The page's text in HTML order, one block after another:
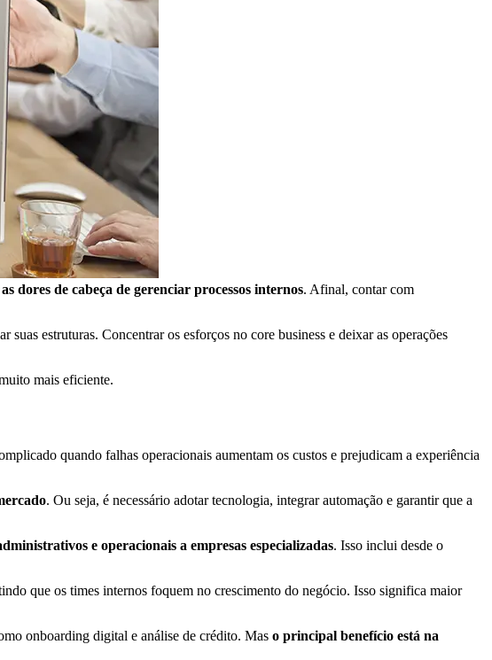
dores de cabeça de gerenciar processos internos. Afinal, contar com
suas estruturas. Concentrar os esforços no core business e deixar as operações
mais eficiente.
quando falhas operacionais aumentam os custos e prejudicam a experiência
. Ou seja, é necessário adotar tecnologia, integrar automação e garantir que a
e operacionais a empresas especializadas. Isso inclui desde o
que os times internos foquem no crescimento do negócio. Isso significa maior
onboarding digital e análise de crédito. Mas o principal benefício está na